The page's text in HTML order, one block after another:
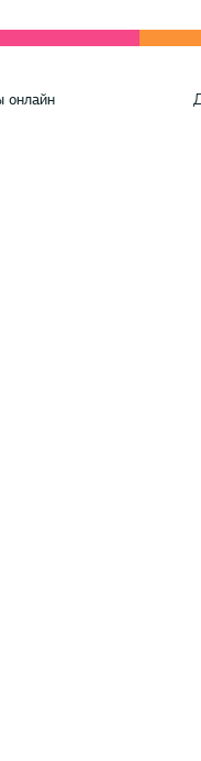
онлайн